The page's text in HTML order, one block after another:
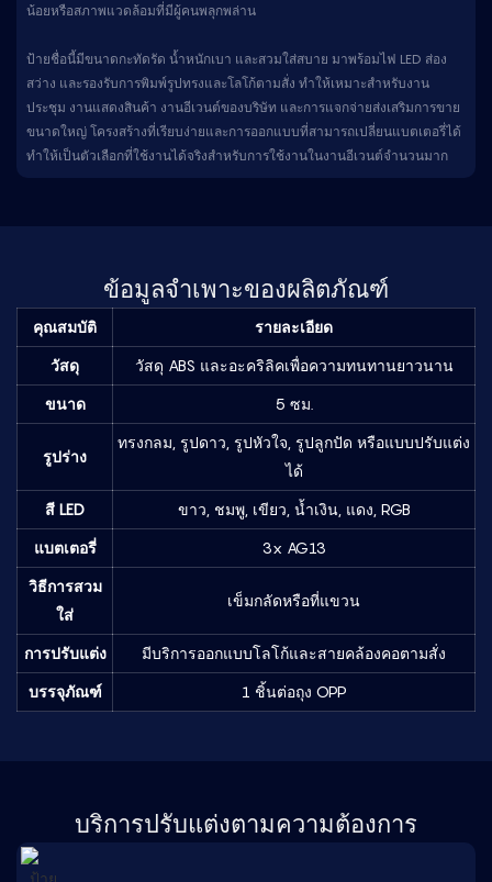
น้อยหรือสภาพแวดล้อมที่มีผู้คนพลุกพล่าน
ป้ายชื่อนี้มีขนาดกะทัดรัด น้ำหนักเบา และสวมใส่สบาย มาพร้อมไฟ LED ส่อง
สว่าง และรองรับการพิมพ์รูปทรงและโลโก้ตามสั่ง ทำให้เหมาะสำหรับงาน
ประชุม งานแสดงสินค้า งานอีเวนต์ของบริษัท และการแจกจ่ายส่งเสริมการขาย
ขนาดใหญ่ โครงสร้างที่เรียบง่ายและการออกแบบที่สามารถเปลี่ยนแบตเตอรี่ได้
ทำให้เป็นตัวเลือกที่ใช้งานได้จริงสำหรับการใช้งานในงานอีเวนต์จำนวนมาก
ข้อมูลจำเพาะของผลิตภัณฑ์
คุณสมบัติ รายละเอียด
วัสดุ วัสดุ ABS และอะคริลิคเพื่อความทนทานยาวนาน
ขนาด 5 ซม.
รูปร่าง
ทรงกลม, รูปดาว, รูปหัวใจ, รูปลูกปัด หรือแบบปรับแต่ง
ได้
สี LED ขาว, ชมพู, เขียว, น้ำเงิน, แดง, RGB
แบตเตอรี่ 3x AG13
วิธีการสวม
ใส่
เข็มกลัดหรือที่แขวน
การปรับแต่ง มีบริการออกแบบโลโก้และสายคล้องคอตามสั่ง
บรรจุภัณฑ์ 1 ชิ้นต่อถุง OPP
บริการปรับแต่งตามความต้องการ